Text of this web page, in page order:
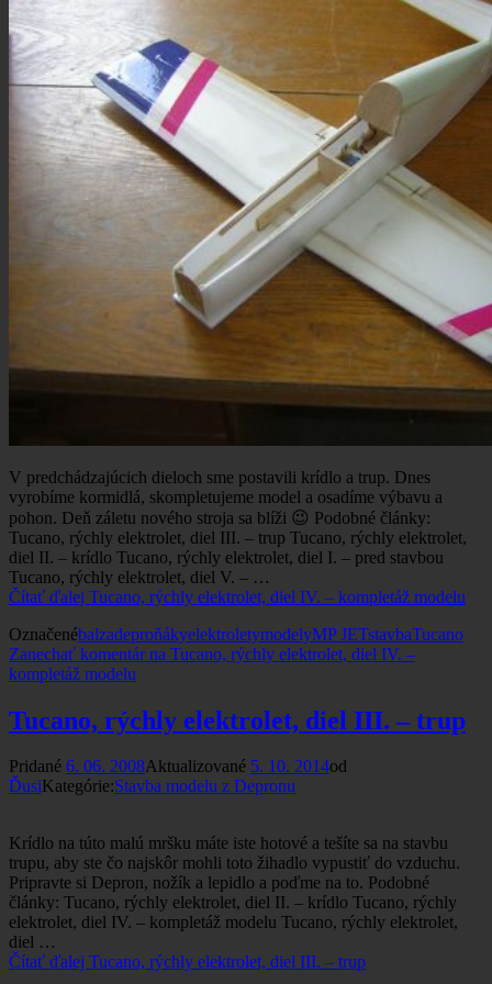
V predchádzajúcich dieloch sme postavili krídlo a trup. Dnes
vyrobíme kormidlá, skompletujeme model a osadíme výbavu a
pohon. Deň záletu nového stroja sa blíži 😉 Podobné články:
Tucano, rýchly elektrolet, diel III. – trup Tucano, rýchly elektrolet,
diel II. – krídlo Tucano, rýchly elektrolet, diel I. – pred stavbou
Tucano, rýchly elektrolet, diel V. – …
Čítať ďalej Tucano, rýchly elektrolet, diel IV. – kompletáž modelu
OznačenébalzadeproňákyelektroletymodelyMP JETstavbaTucano
Zanechať komentárna Tucano, rýchly elektrolet, diel IV. –
kompletáž modelu
Tucano, rýchly elektrolet, diel III. – trup
Pridané 6. 06. 2008Aktualizované 5. 10. 2014od
Ďusi Kategórie:Stavba modelu z Depronu
Krídlo na túto malú mršku máte iste hotové a tešíte sa na stavbu
trupu, aby ste čo najskôr mohli toto žihadlo vypustiť do vzduchu.
Pripravte si Depron, nožík a lepidlo a poďme na to. Podobné
články: Tucano, rýchly elektrolet, diel II. – krídlo Tucano, rýchly
elektrolet, diel IV. – kompletáž modelu Tucano, rýchly elektrolet,
diel …
Čítať ďalej Tucano, rýchly elektrolet, diel III. – trup